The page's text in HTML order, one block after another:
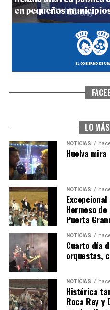
SEXTA CORRIDA DE LAS
6º DÍA DE LAS FIESTAS
hace 3 días Huelvatv
LO
NOTICIAS
Huelva mira
NOTICIAS
Hermoso
Puerta
NOTICIAS
Cuarto día
orquestas,
NOTICIAS
Histórica
Roca Rey y